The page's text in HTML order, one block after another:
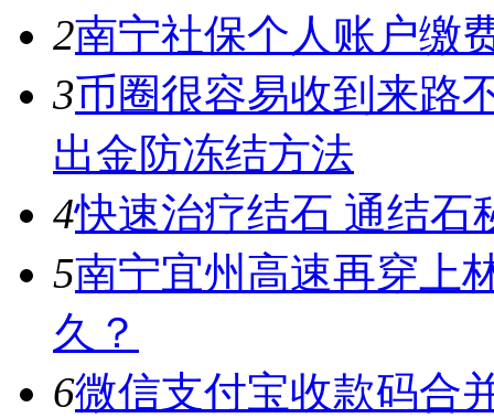
2南宁社保个人账户缴
3币圈很容易收到来路
出金防冻结方法
4快速治疗结石 通结石
5南宁宜州高速再穿上
久？
6微信支付宝收款码合